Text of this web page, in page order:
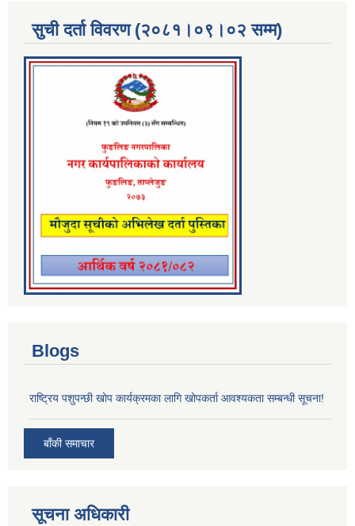
सुची दर्ता विवरण (२०८१।०९।०२ सम्म)
Blogs
राष्ट्रिय पशुपन्छी खोप कार्यक्रमका लागि खोपकर्ता आवश्यकता सम्बन्धी सूचना!
बाँकी समाचार
सूचना अधिकारी